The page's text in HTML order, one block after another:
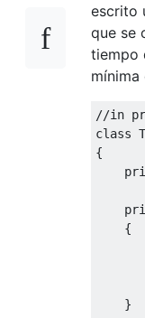
escrito
que se
tiempo
//in
class
{
{
}